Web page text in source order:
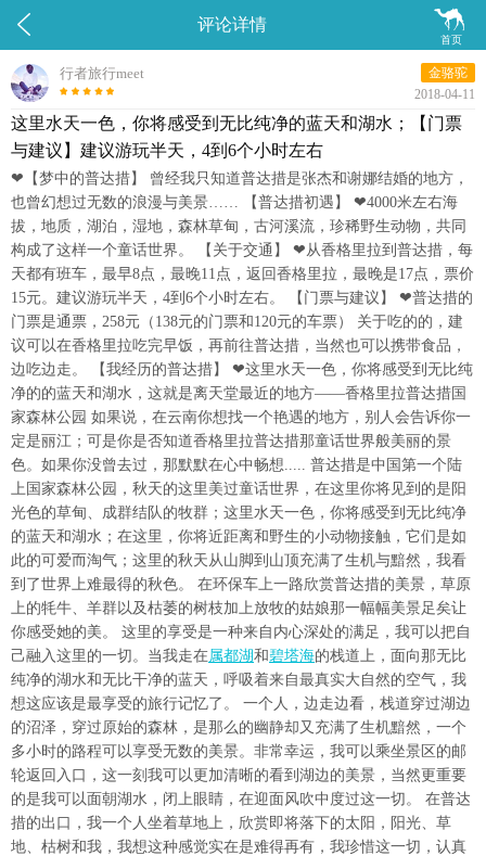
 
首页
评论详情
行者旅行meet
金骆驼
2018-04-11
这里水天一色，你将感受到无比纯净的蓝天和湖水；【门票
与建议】建议游玩半天，4到6个小时左右
❤【梦中的普达措】 曾经我只知道普达措是张杰和谢娜结婚的地方，
也曾幻想过无数的浪漫与美景…… 【普达措初遇】 ❤4000米左右海
拔，地质，湖泊，湿地，森林草甸，古河溪流，珍稀野生动物，共同
构成了这样一个童话世界。 【关于交通】 ❤从香格里拉到普达措，每
天都有班车，最早8点，最晚11点，返回香格里拉，最晚是17点，票价
15元。建议游玩半天，4到6个小时左右。 【门票与建议】 ❤普达措的
门票是通票，258元（138元的门票和120元的车票） 关于吃的的，建
议可以在香格里拉吃完早饭，再前往普达措，当然也可以携带食品，
边吃边走。 【我经历的普达措】 ❤这里水天一色，你将感受到无比纯
净的的蓝天和湖水，这就是离天堂最近的地方——香格里拉普达措国
家森林公园 如果说，在云南你想找一个艳遇的地方，别人会告诉你一
定是丽江；可是你是否知道香格里拉普达措那童话世界般美丽的景
色。如果你没曾去过，那默默在心中畅想..... 普达措是中国第一个陆
上国家森林公园，秋天的这里美过童话世界，在这里你将见到的是阳
光色的草甸、成群结队的牧群；这里水天一色，你将感受到无比纯净
的蓝天和湖水；在这里，你将近距离和野生的小动物接触，它们是如
此的可爱而淘气；这里的秋天从山脚到山顶充满了生机与黯然，我看
到了世界上难最得的秋色。 在环保车上一路欣赏普达措的美景，草原
上的牦牛、羊群以及枯萎的树枝加上放牧的姑娘那一幅幅美景足矣让
你感受她的美。 这里的享受是一种来自内心深处的满足，我可以把自
己融入这里的一切。当我走在属都湖和碧塔海的栈道上，面向那无比
纯净的湖水和无比干净的蓝天，呼吸着来自最真实大自然的空气，我
想这应该是最享受的旅行记忆了。 一个人，边走边看，栈道穿过湖边
的沼泽，穿过原始的森林，是那么的幽静却又充满了生机黯然，一个
多小时的路程可以享受无数的美景。非常幸运，我可以乘坐景区的邮
轮返回入口，这一刻我可以更加清晰的看到湖边的美景，当然更重要
的是我可以面朝湖水，闭上眼睛，在迎面风吹中度过这一切。 在普达
措的出口，我一个人坐着草地上，欣赏即将落下的太阳，阳光、草
地、枯树和我，我想这种感觉实在是难得再有，我珍惜这一切，认真